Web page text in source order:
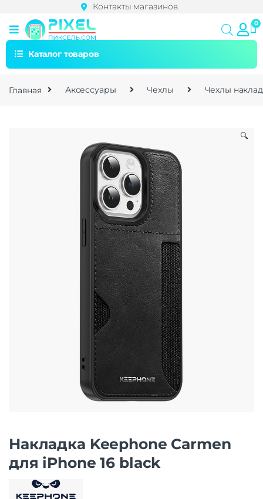
Контакты магазинов
Каталог товаров
Главная Аксессуары Чехлы Чехлы
🔍
Накладка Keephone Carmen
для iPhone 16 black